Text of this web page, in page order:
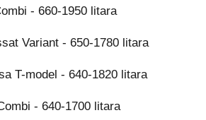
- 660-1950 litara
Variant - 650-1780 litara
T-model - 640-1820 litara
- 640-1700 litara